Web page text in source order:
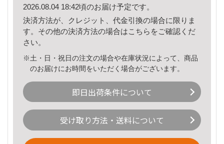
2026.08.04 18:42頃のお届け予定です。
決済方法が、クレジット、代金引換の場合に限りま
す。その他の決済方法の場合はこちら をご確認くだ
さい。
※土・日・祝日の注文の場合や在庫状況によって、商品
のお届けにお時間をいただく場合がございます。
即日出荷条件について
受け取り方法・送料について